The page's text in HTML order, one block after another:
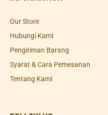
Our Store
Hubungi Kami
Pengiriman Barang
Syarat & Cara Pemesanan
Tentang Kami